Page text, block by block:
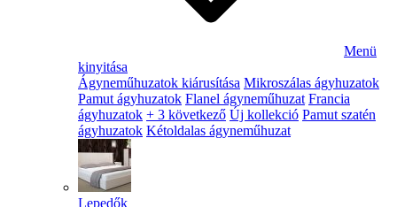
Menü
kinyitása
Ágyneműhuzatok kiárusítása Mikroszálas ágyhuzatok
Pamut ágyhuzatok Flanel ágyneműhuzat Francia
ágyhuzatok + 3 következő Új kollekció Pamut szatén
ágyhuzatok Kétoldalas ágyneműhuzat
Lepedők